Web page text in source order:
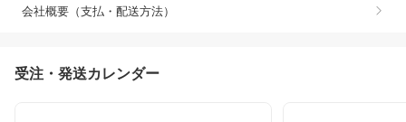
会社概要（支払・配送方法）
受注・発送カレンダー